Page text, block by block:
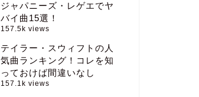
ジャパニーズ・レゲエでヤ
バイ曲15選！
157.5k views
テイラー・スウィフトの人
気曲ランキング！コレを知
っておけば間違いなし
157.1k views